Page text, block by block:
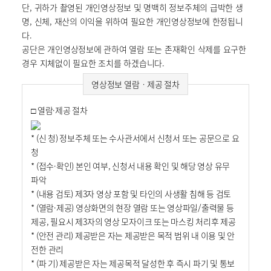
단, 귀하가 촬영된 개인영상정보 및 명백히 정보주체의 급박한 생
명, 신체, 재산의 이익을 위하여 필요한 개인영상정보에 한정됩니
다.
공단은 개인영상정보에 관하여 열람 또는 존재확인 삭제를 요구한
경우 지체없이 필요한 조치를 하겠습니다.
영상정보 열람ㆍ제공 절차
□ 열람·제공 절차
* (신 청) 정보주체 또는 수사관서에서 신청서 또는 공문으로 요
청
* (접수·확인) 본인 여부, 신청서 내용 확인 및 해당 영상 유무
파악
* (내용 검토) 제3자 영상 포함 및 타인의 사생활 침해 등 검토
* (열람·제공) 영상화면의 현장 열람 또는 영상파일/출력물 등
제공, 필요시 제3자의 영상 모자이크 또는 마스킹 처리후 제공
* (안전 관리) 제공받은 자는 제공받은 목적 범위 내 이용 및 안
전한 관리
* (파 기) 제공받은 자는 제공목적 달성한 후 즉시 파기 및 통보